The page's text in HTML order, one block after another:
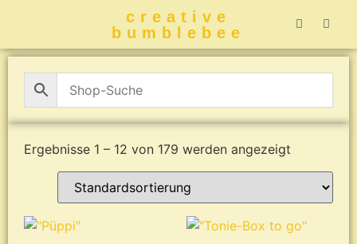
creative
bumblebee
Ergebnisse 1 – 12 von 179 werden angezeigt